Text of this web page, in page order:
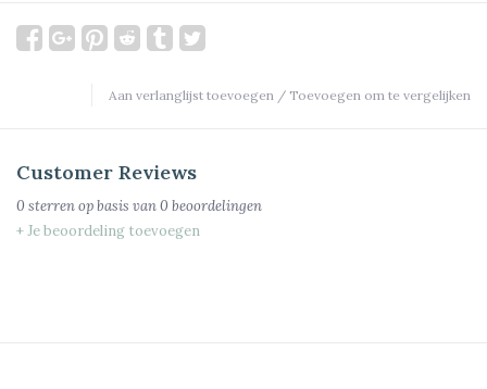
Aan verlanglijst toevoegen / Toevoegen om te vergelijken
Customer Reviews
0 sterren op basis van0 beoordelingen
+ Je beoordeling toevoegen